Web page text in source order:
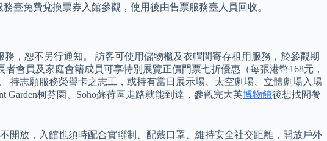
臺免費兌換票券入館參觀，使用後由售票服務臺人員回收。
，恕不另行通知。 訪客可使用儲物櫃及衣帽間寄存租用服務，於參觀期
會員及家庭會籍成員可享特別展覽正價門票七折優惠（每張港幣168元，
持志願服務榮譽卡之志工，或持有當日展示場、太空劇場、立體劇場入場
柯芬園、Soho蘇荷區走路就能到達，參觀完大英博物館後想找間餐
開放，入館也須時配合實聯制、配戴口罩、維持安全社交距離，開放戶外